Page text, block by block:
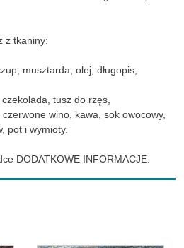
z tkaniny:
musztarda, olej, długopis,
tusz do rzęs,
wino, kawa, sok owocowy,
pot i wymioty.
DODATKOWE INFORMACJE.